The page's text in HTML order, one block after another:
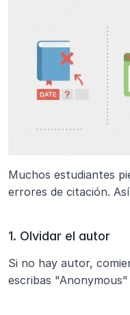
Muchos estudiantes
errores de citación.
1. Olvidar el autor
Si no hay autor,
escribas